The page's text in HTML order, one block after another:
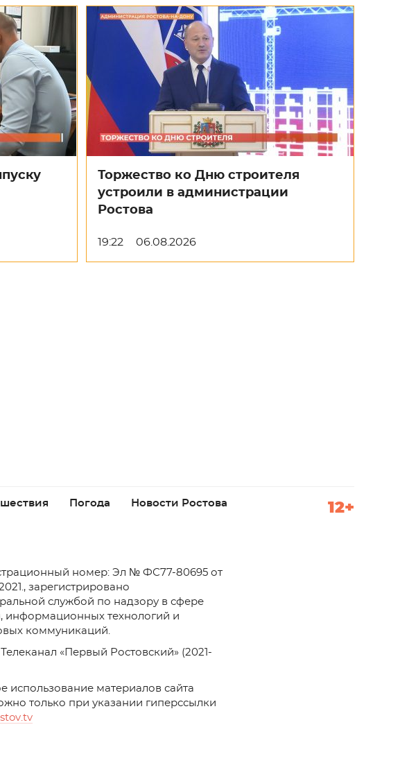
Торжество ко Дню строителя
устроили в администрации
Ростова
19:22 06.08.2026
Погода Новости Ростова 12+
номер: Эл № ФС77-80695 от
зарегистрировано
службой по надзору в сфере
информационных технологий и
коммуникаций.
«Первый Ростовский» (2021-
использование материалов сайта
только при указании гиперссылки
.tv